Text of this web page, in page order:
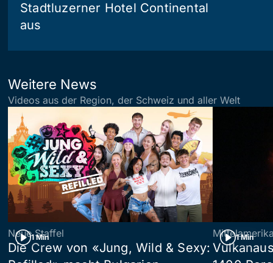
Stadtluzerner Hotel Continental
aus
Weitere News
Videos aus der Region, der Schweiz und aller Welt
1 Min
Neue Staffel
Die Crew von «Jung, Wild & Sexy:
1 Min